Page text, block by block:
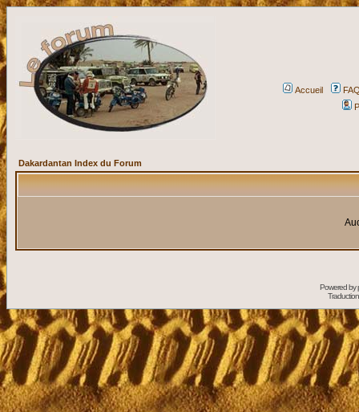
Accueil
Dakardantan Index du Forum
Powered by